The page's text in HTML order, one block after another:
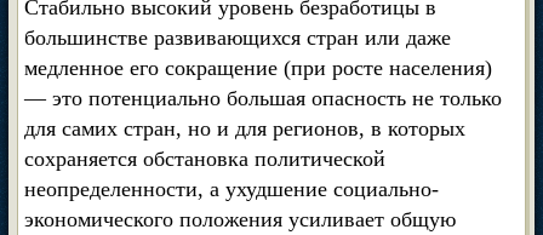
Стабильно высокий уровень безработицы в
большинстве развивающихся стран или даже
медленное его сокращение (при росте населения)
— это потенциально большая опасность не только
для самих стран, но и для регионов, в которых
сохраняется обстановка политической
неопределенности, а ухудшение социально-
экономического положения усиливает общую